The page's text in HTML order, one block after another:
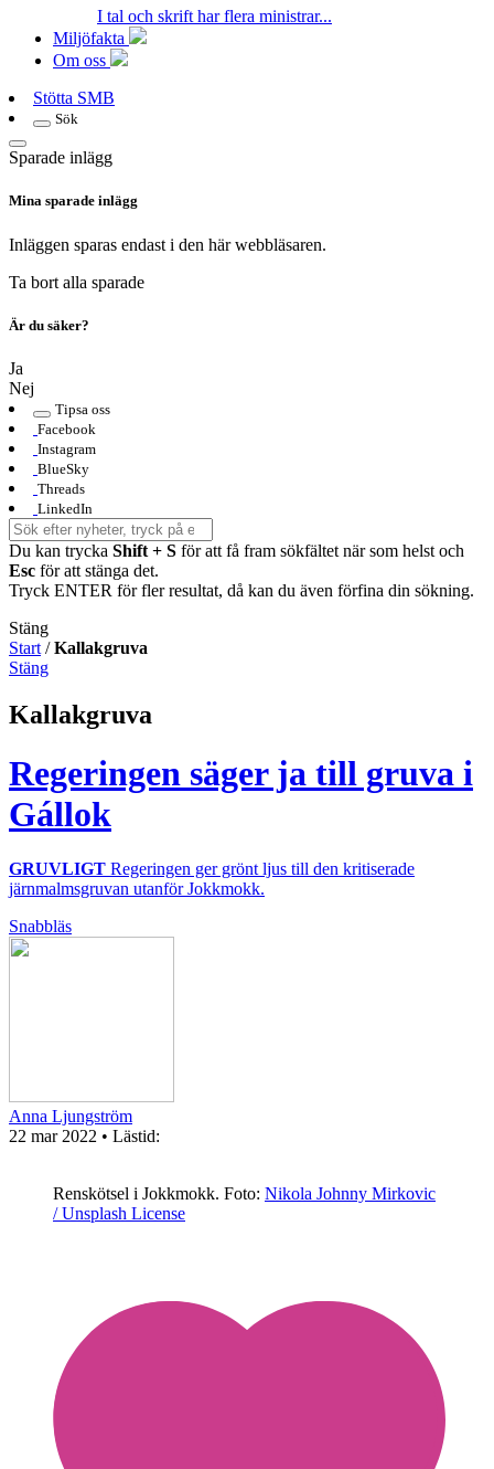
I tal och skrift har flera ministrar...
Miljöfakta
Om oss
Stötta SMB
Sök
Sparade inlägg
Mina sparade inlägg
Inläggen sparas endast i den här webbläsaren.
Ta bort alla sparade
Är du säker?
Ja
Nej
Tipsa oss
Facebook
Instagram
BlueSky
Threads
LinkedIn
Du kan trycka Shift + S för att få fram sökfältet när som helst och
Esc för att stänga det.
Tryck ENTER för fler resultat, då kan du även förfina din sökning.
Stäng
Start /Kallakgruva
Stäng
Kallakgruva
Regeringen säger ja till gruva i
Gállok
GRUVLIGT Regeringen ger grönt ljus till den kritiserade
järnmalmsgruvan utanför Jokkmokk.
Snabbläs
Anna Ljungström
22 mar 2022 • Lästid:
Renskötsel i Jokkmokk. Foto: Nikola Johnny Mirkovic
/ Unsplash License